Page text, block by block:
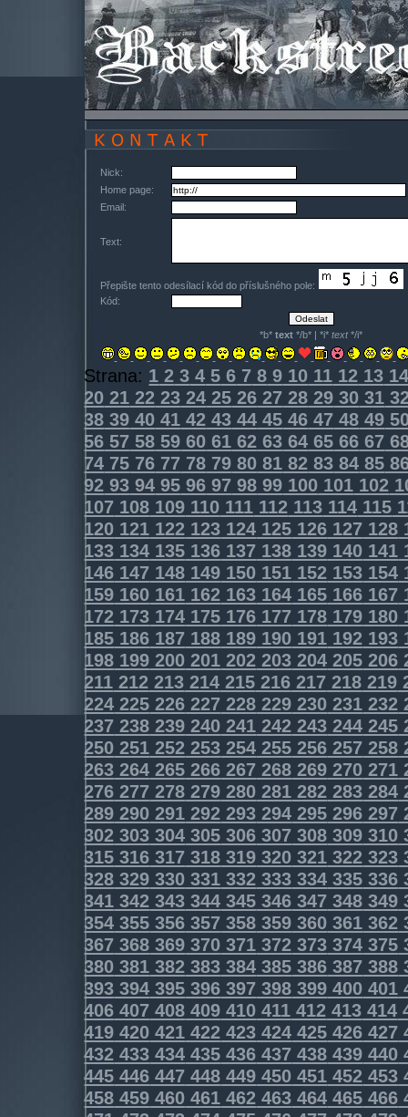
Nick:
Home page:
Email:
Text:
Přepište tento odesílací kód do příslušného pole:
Kód:
*b*text */b* | *i*text*/i*
Strana: 1 2 3 4 5 6 7 8 9 10 11 12 13
20 21 22 23 24 25 26 27 28 29 30 31
38 39 40 41 42 43 44 45 46 47 48 49
56 57 58 59 60 61 62 63 64 65 66 67
74 75 76 77 78 79 80 81 82 83 84 85
92 93 94 95 96 97 98 99 100 101 102
107 108 109 110 111 112 113 114 115
120 121 122 123 124 125 126 127 128
133 134 135 136 137 138 139 140 141
146 147 148 149 150 151 152 153 154
159 160 161 162 163 164 165 166 167
172 173 174 175 176 177 178 179 180
185 186 187 188 189 190 191 192 193
198 199 200 201 202 203 204 205 206
211 212 213 214 215 216 217 218 219
224 225 226 227 228 229 230 231 232
237 238 239 240 241 242 243 244 245
250 251 252 253 254 255 256 257 258
263 264 265 266 267 268 269 270 271
276 277 278 279 280 281 282 283 284
289 290 291 292 293 294 295 296 297
302 303 304 305 306 307 308 309 310
315 316 317 318 319 320 321 322 323
328 329 330 331 332 333 334 335 336
341 342 343 344 345 346 347 348 349
354 355 356 357 358 359 360 361 362
367 368 369 370 371 372 373 374 375
380 381 382 383 384 385 386 387 388
393 394 395 396 397 398 399 400 401
406 407 408 409 410 411 412 413 414
419 420 421 422 423 424 425 426 427
432 433 434 435 436 437 438 439 440
445 446 447 448 449 450 451 452 453
458 459 460 461 462 463 464 465 466